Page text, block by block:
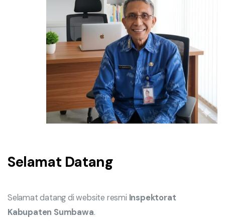
Selamat Datang
Selamat datang di website resmi Inspektorat
Kabupaten Sumbawa.